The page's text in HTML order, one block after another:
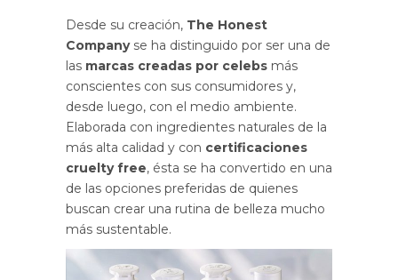
Desde su creación, The Honest
Companyse ha distinguido por ser una de
las marcas creadas por celebs más
conscientes con sus consumidores y,
desde luego, con el medio ambiente.
Elaborada con ingredientes naturales de la
más alta calidad y con certificaciones
cruelty free, ésta se ha convertido en una
de las opciones preferidas de quienes
buscan crear una rutina de belleza mucho
más sustentable.